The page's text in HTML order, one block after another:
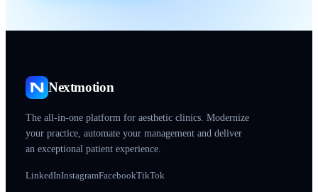
Nextmotion
The all-in-one platform for aesthetic clinics. Modernize
your practice, automate your management and deliver
an exceptional patient experience.
LinkedInInstagramFacebookTikTok